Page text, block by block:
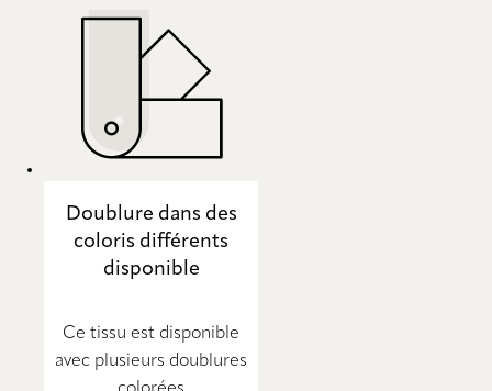
Doublure dans des
coloris différents
disponible
Ce tissu est disponible
avec plusieurs doublures